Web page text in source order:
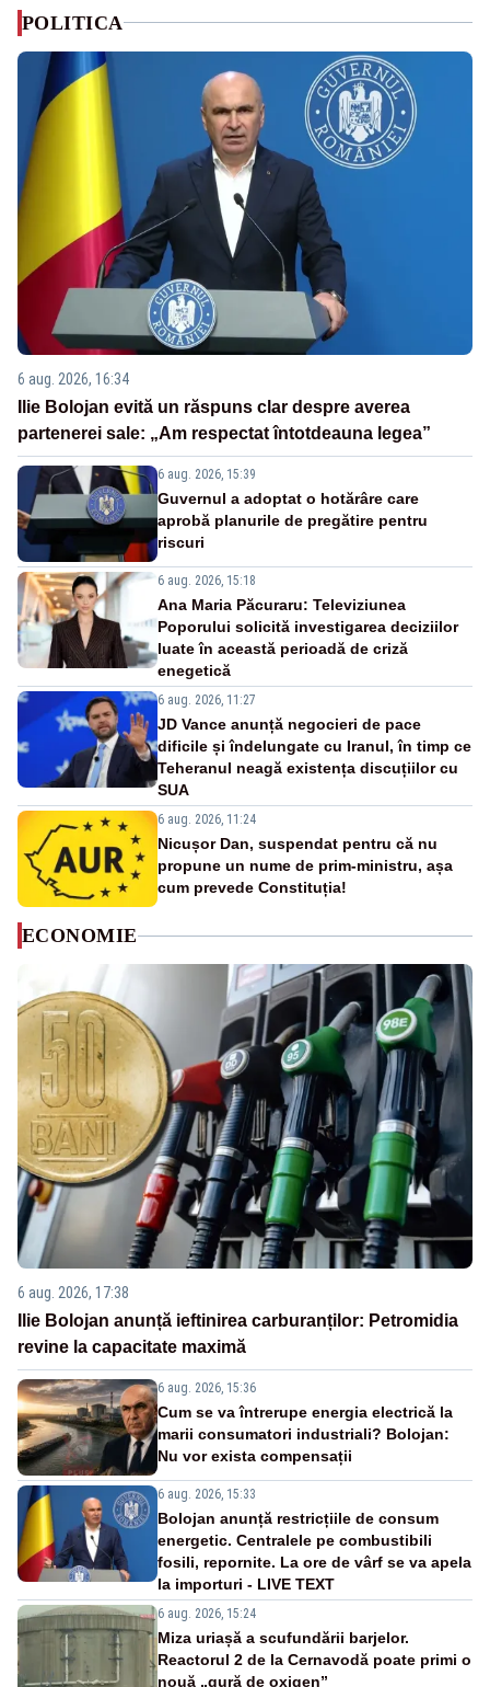
POLITICA
6 aug. 2026, 16:34
Ilie Bolojan evită un răspuns clar despre averea
partenerei sale: „Am respectat întotdeauna legea”
6 aug. 2026, 15:39
Guvernul a adoptat o hotărâre care
aprobă planurile de pregătire pentru
riscuri
6 aug. 2026, 15:18
Ana Maria Păcuraru: Televiziunea
Poporului solicită investigarea deciziilor
luate în această perioadă de criză
enegetică
6 aug. 2026, 11:27
JD Vance anunță negocieri de pace
dificile și îndelungate cu Iranul, în timp ce
Teheranul neagă existența discuțiilor cu
SUA
6 aug. 2026, 11:24
Nicușor Dan, suspendat pentru că nu
propune un nume de prim-ministru, așa
cum prevede Constituția!
ECONOMIE
6 aug. 2026, 17:38
Ilie Bolojan anunță ieftinirea carburanților: Petromidia
revine la capacitate maximă
6 aug. 2026, 15:36
Cum se va întrerupe energia electrică la
marii consumatori industriali? Bolojan:
Nu vor exista compensații
6 aug. 2026, 15:33
Bolojan anunță restricțiile de consum
energetic. Centralele pe combustibili
fosili, repornite. La ore de vârf se va apela
la importuri - LIVE TEXT
6 aug. 2026, 15:24
Miza uriașă a scufundării barjelor.
Reactorul 2 de la Cernavodă poate primi o
nouă „gură de oxigen”